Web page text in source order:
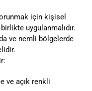
için kişisel
uygulanmalıdır.
ve nemli bölgelerde
ve açık renkli